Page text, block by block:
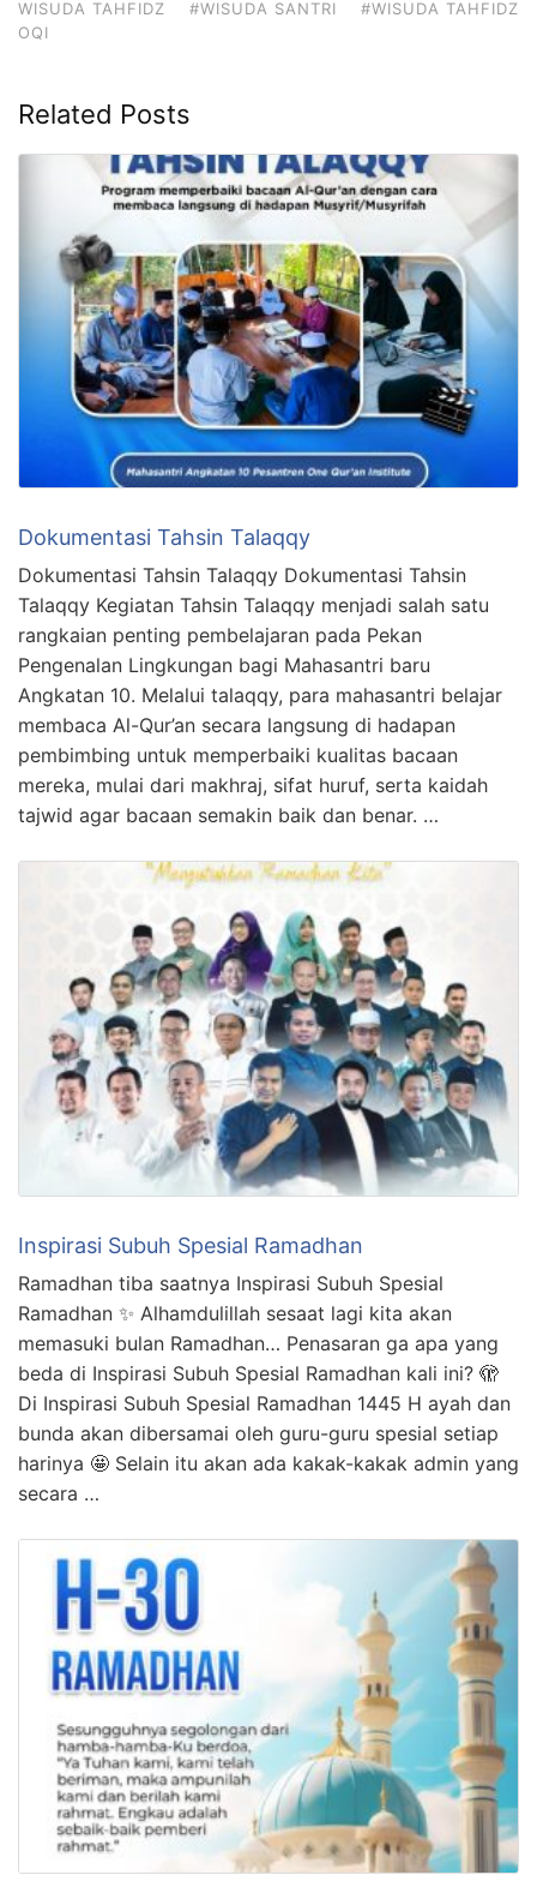
WISUDA TAHFIDZ #WISUDA SANTRI
#WISUDA TAHFIDZ
OQI
Related Posts
Dokumentasi Tahsin Talaqqy
Dokumentasi Tahsin Talaqqy Dokumentasi Tahsin
Talaqqy Kegiatan Tahsin Talaqqy menjadi salah satu
rangkaian penting pembelajaran pada Pekan
Pengenalan Lingkungan bagi Mahasantri baru
Angkatan 10. Melalui talaqqy, para mahasantri belajar
membaca Al-Qur’an secara langsung di hadapan
pembimbing untuk memperbaiki kualitas bacaan
mereka, mulai dari makhraj, sifat huruf, serta kaidah
tajwid agar bacaan semakin baik dan benar. …
Inspirasi Subuh Spesial Ramadhan
Ramadhan tiba saatnya Inspirasi Subuh Spesial
Ramadhan ✨ Alhamdulillah sesaat lagi kita akan
memasuki bulan Ramadhan… Penasaran ga apa yang
beda di Inspirasi Subuh Spesial Ramadhan kali ini? 🫣
Di Inspirasi Subuh Spesial Ramadhan 1445 H ayah dan
bunda akan dibersamai oleh guru-guru spesial setiap
harinya 🤩 Selain itu akan ada kakak-kakak admin yang
secara …